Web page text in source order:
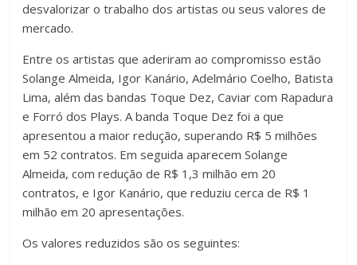
desvalorizar o trabalho dos artistas ou seus valores de
mercado.
Entre os artistas que aderiram ao compromisso estão
Solange Almeida, Igor Kanário, Adelmário Coelho, Batista
Lima, além das bandas Toque Dez, Caviar com Rapadura
e Forró dos Plays. A banda Toque Dez foi a que
apresentou a maior redução, superando R$ 5 milhões
em 52 contratos. Em seguida aparecem Solange
Almeida, com redução de R$ 1,3 milhão em 20
contratos, e Igor Kanário, que reduziu cerca de R$ 1
milhão em 20 apresentações.
Os valores reduzidos são os seguintes: